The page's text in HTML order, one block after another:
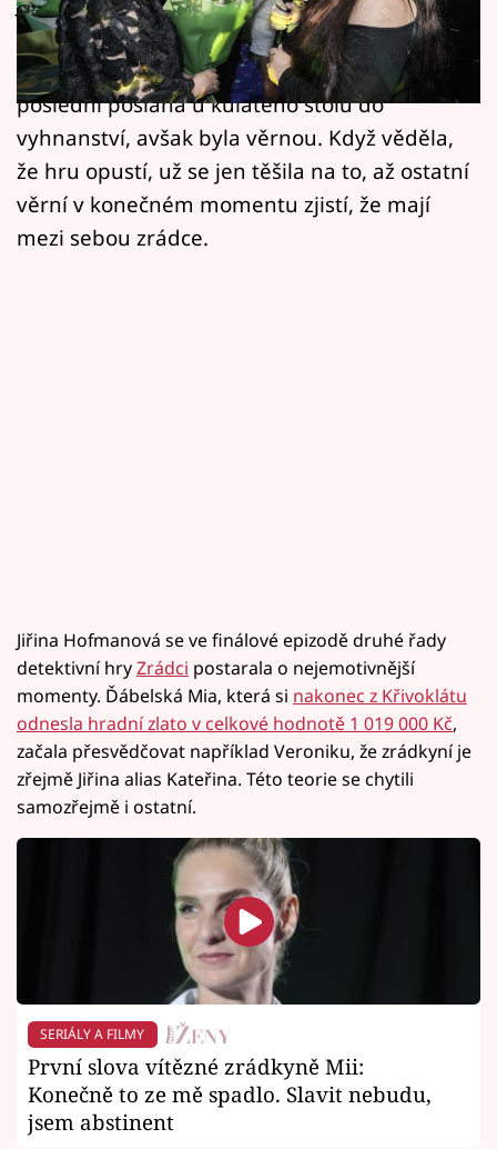
Sledujte prima+
Filmový festival Karlovy Vary
Pořady
Mámy sobě
Přihlášení
nejvýraznějších tváří druhé řady detektivní
hry Zrádci. Ve finálovém díle byla jako
poslední poslána u kulatého stolu do
vyhnanství, avšak byla věrnou. Když věděla,
že hru opustí, už se jen těšila na to, až ostatní
věrní v konečném momentu zjistí, že mají
mezi sebou zrádce.
Jiřina Hofmanová se ve finálové epizodě druhé řady
detektivní hryZrádci postarala o nejemotivnější
momenty. Ďábelská Mia, která si nakonec z Křivoklátu
odnesla hradní zlato v celkové hodnotě 1 019 000 Kč,
začala přesvědčovat například Veroniku, že zrádkyní je
zřejmě Jiřina alias Kateřina. Této teorie se chytili
samozřejmě i ostatní.
SERIÁLY A FILMY
První slova vítězné zrádkyně Mii:
Konečně to ze mě spadlo. Slavit nebudu,
jsem abstinent